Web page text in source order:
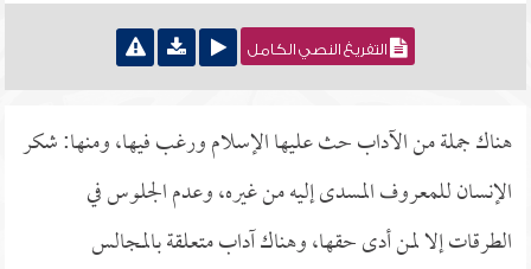
التفريغ النصي الكامل
هناك جملة من الآداب حث عليها الإسلام ورغب فيها، ومنها: شكر
الإنسان للمعروف المسدى إليه من غيره، وعدم الجلوس في
الطرقات إلا لمن أدى حقها، وهناك آداب متعلقة بالمجالس